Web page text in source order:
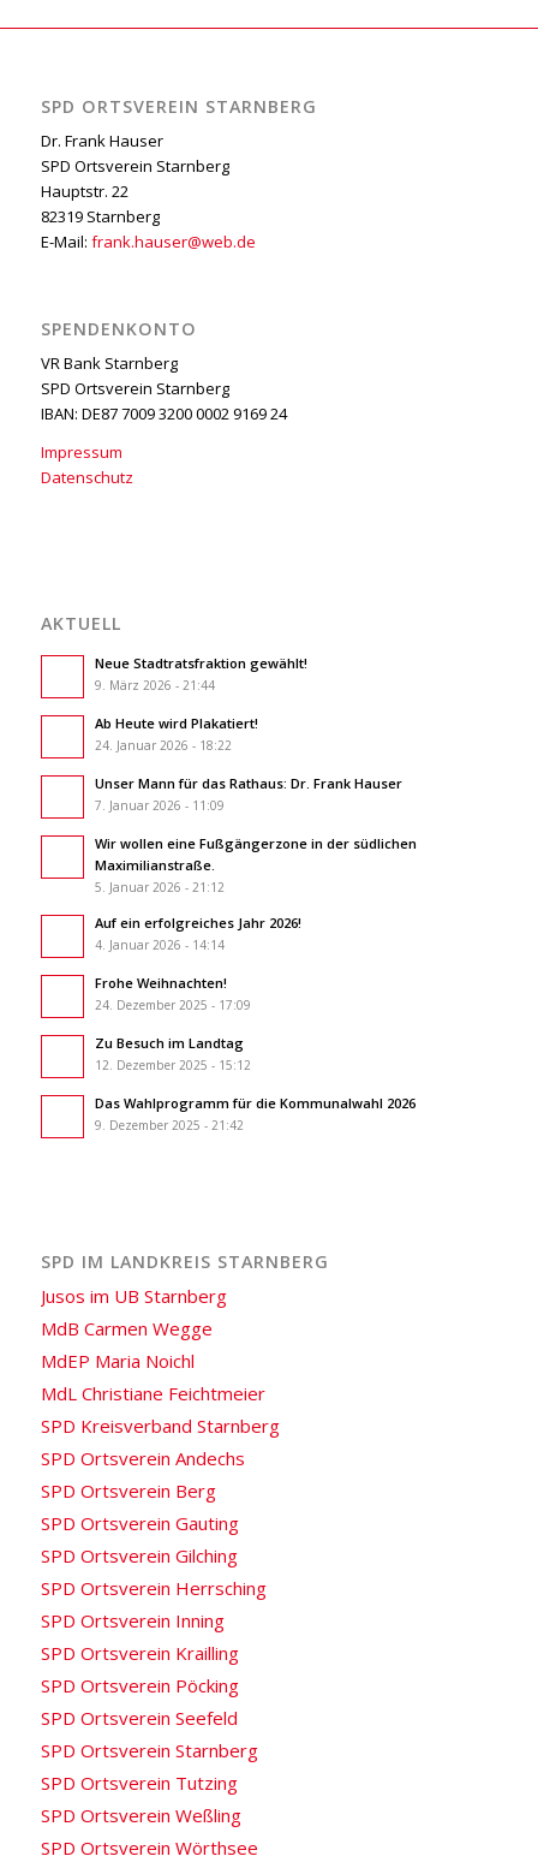
SPD ORTSVEREIN STARNBERG
Dr. Frank Hauser
SPD Ortsverein Starnberg
Hauptstr. 22
82319 Starnberg
E-Mail: frank.hauser@web.de
SPENDENKONTO
VR Bank Starnberg
SPD Ortsverein Starnberg
IBAN: DE87 7009 3200 0002 9169 24
Impressum
Datenschutz
AKTUELL
Neue Stadtratsfraktion gewählt!
9. März 2026 - 21:44
Ab Heute wird Plakatiert!
24. Januar 2026 - 18:22
Unser Mann für das Rathaus: Dr. Frank Hauser
7. Januar 2026 - 11:09
Wir wollen eine Fußgängerzone in der südlichen
Maximilianstraße.
5. Januar 2026 - 21:12
Auf ein erfolgreiches Jahr 2026!
4. Januar 2026 - 14:14
Frohe Weihnachten!
24. Dezember 2025 - 17:09
Zu Besuch im Landtag
12. Dezember 2025 - 15:12
Das Wahlprogramm für die Kommunalwahl 2026
9. Dezember 2025 - 21:42
SPD IM LANDKREIS STARNBERG
Jusos im UB Starnberg
MdB Carmen Wegge
MdEP Maria Noichl
MdL Christiane Feichtmeier
SPD Kreisverband Starnberg
SPD Ortsverein Andechs
SPD Ortsverein Berg
SPD Ortsverein Gauting
SPD Ortsverein Gilching
SPD Ortsverein Herrsching
SPD Ortsverein Inning
SPD Ortsverein Krailling
SPD Ortsverein Pöcking
SPD Ortsverein Seefeld
SPD Ortsverein Starnberg
SPD Ortsverein Tutzing
SPD Ortsverein Weßling
SPD Ortsverein Wörthsee